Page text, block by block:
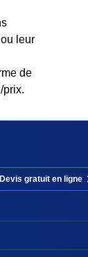
leur
de
prix.
Devis gratuit en ligne